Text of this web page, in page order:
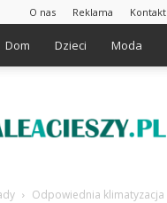
O nas Reklama Kontakt
Dom Dzieci Moda
Odpowiednia klimatyzacja